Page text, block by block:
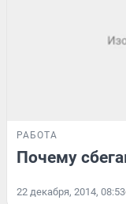
РАБОТА
Почему
22 декабря, 2014, 08:53